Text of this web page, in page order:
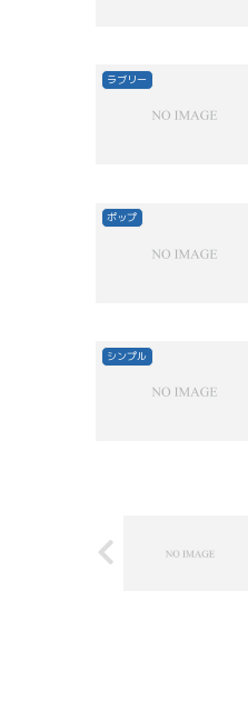
ラブリー
ポップ
シンプル